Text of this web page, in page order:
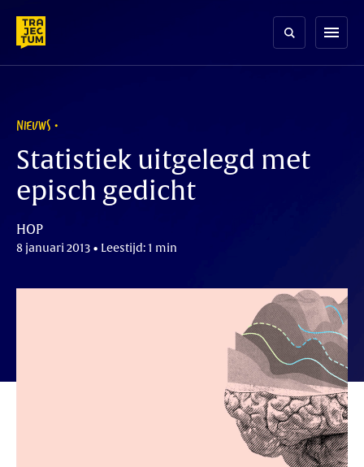
content
menu
NIEUWS
Statistiek uitgelegd met
episch gedicht
HOP
8 januari 2013 • Leestijd: 1 min